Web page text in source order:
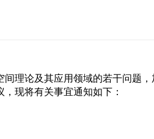
间理论及其应用领域的若干问题
现将有关事宜通知如下：